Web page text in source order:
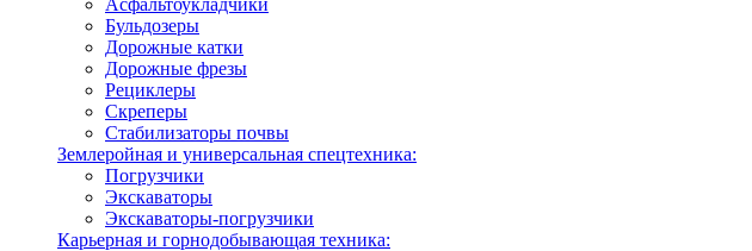
Асфальтоукладчики
Бульдозеры
Дорожные катки
Дорожные фрезы
Рециклеры
Скреперы
Стабилизаторы почвы
Землеройная и универсальная спецтехника:
Погрузчики
Экскаваторы
Экскаваторы-погрузчики
Карьерная и горнодобывающая техника: